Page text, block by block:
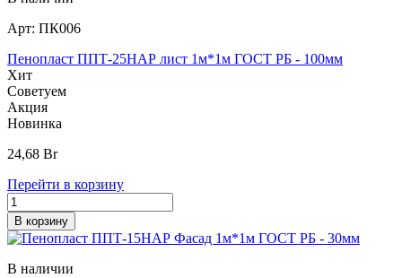
Арт: ПК006
Пенопласт ППТ-25НАР лист 1м*1м ГОСТ РБ - 100мм
Хит
Советуем
Акция
Новинка
24,68 Br
Перейти в корзину
В корзину
В наличии